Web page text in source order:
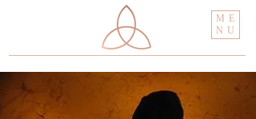
ME
NU